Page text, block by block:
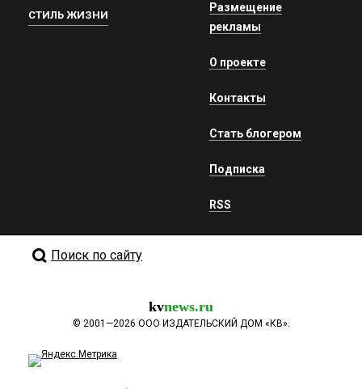
СТИЛЬ ЖИЗНИ
Размещение
рекламы
О проекте
Контакты
Стать блогером
Подписка
RSS
Поиск по сайту
kvnews.ru
© 2001—2026 ООО ИЗДАТЕЛЬСКИЙ ДОМ «КВ».